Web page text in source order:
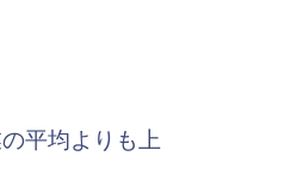
平均よりも上